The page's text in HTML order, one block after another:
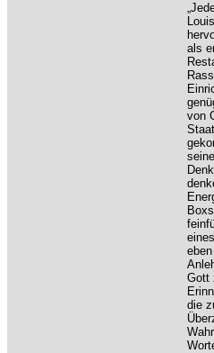
als
von
Gott
die